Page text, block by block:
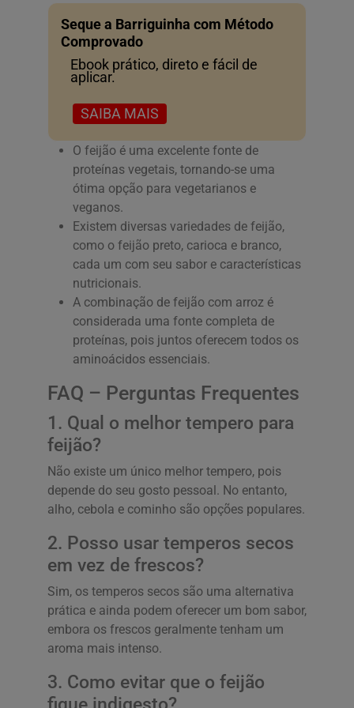
Seque a Barriguinha com Método
Comprovado
Ebook prático, direto e fácil de
aplicar.
SAIBA MAIS
O feijão é uma excelente fonte de
proteínas vegetais, tornando-se uma
ótima opção para vegetarianos e
veganos.
Existem diversas variedades de feijão,
como o feijão preto, carioca e branco,
cada um com seu sabor e características
nutricionais.
A combinação de feijão com arroz é
considerada uma fonte completa de
proteínas, pois juntos oferecem todos os
aminoácidos essenciais.
FAQ – Perguntas Frequentes
1. Qual o melhor tempero para
feijão?
Não existe um único melhor tempero, pois
depende do seu gosto pessoal. No entanto,
alho, cebola e cominho são opções populares.
2. Posso usar temperos secos
em vez de frescos?
Sim, os temperos secos são uma alternativa
prática e ainda podem oferecer um bom sabor,
embora os frescos geralmente tenham um
aroma mais intenso.
3. Como evitar que o feijão